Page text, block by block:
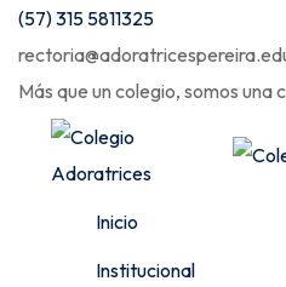
Skip
content
(57) 315 5811325
Más que un colegio, somos
Inicio
Institucional